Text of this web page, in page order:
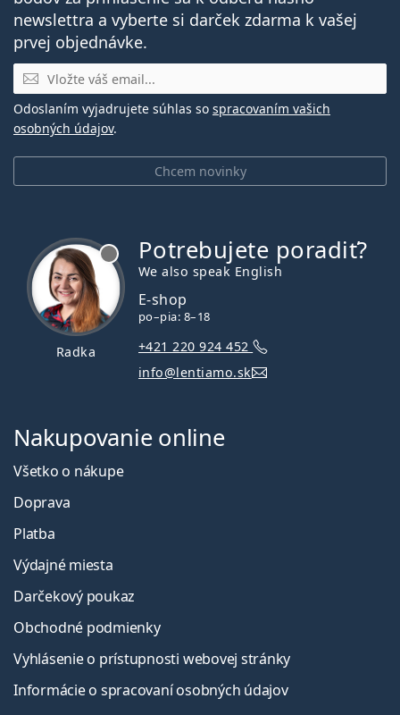
newslettra a vyberte si darček zdarma k vašej
prvej objednávke.
E-mail
Chcem novinky
Odoslaním vyjadrujete súhlas so spracovaním vašich
osobných údajov.
Radka
Potrebujete poradiť?
We also speak English
E-shop
po–pia: 8–18
+421 220 924 452
info@lentiamo.sk
Nakupovanie online
Všetko o nákupe
Doprava
Platba
Výdajné miesta
Darčekový poukaz
Obchodné podmienky
Vyhlásenie o prístupnosti webovej stránky
Informácie o spracovaní osobných údajov